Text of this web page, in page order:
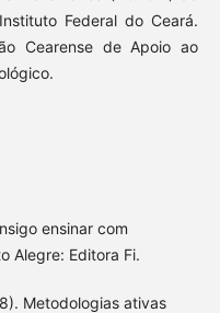
Federal do Ceará.
Cearense de Apoio ao
ensinar com
Alegre: Editora Fi.
Metodologias ativas